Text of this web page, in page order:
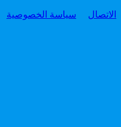
الاتصال سياسة الخصوصية